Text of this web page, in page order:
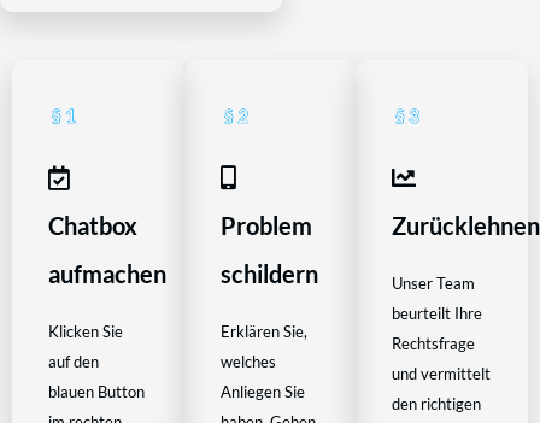
Chatbox
aufmachen
Klicken Sie
auf den
blauen Button
Problem
schildern
Erklären Sie,
welches
Anliegen Sie
Zurücklehnen
Unser Team
beurteilt Ihre
Rechtsfrage
und vermittelt
den richtigen